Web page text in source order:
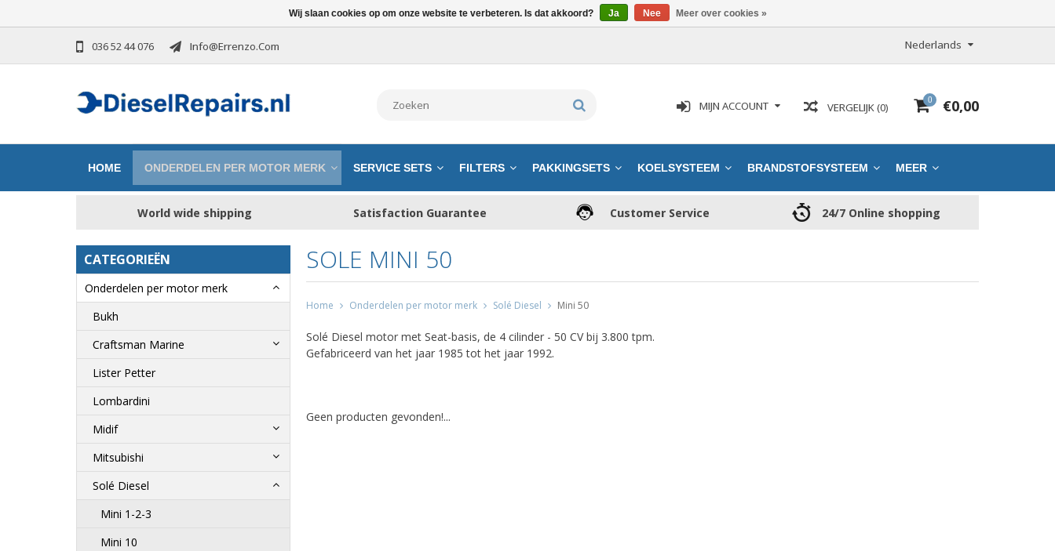
036 52 44 076 Info@errenzo.com Nederlands
0 €0,00
VERGELIJK (0)
MIJN ACCOUNT
HOME ONDERDELEN PER MOTOR MERK SERVICE SETS FILTERS PAKKINGSETS KOELSYSTEEM BRANDSTOFSYSTEEM MEER
World wide shipping Satisfaction Guarantee Customer Service 24/7 Online shopping
CATEGORIEËN
Onderdelen per motor merk
Bukh
Craftsman Marine
Lister Petter
Lombardini
Midif
Mitsubishi
Solé Diesel
Mini 1-2-3
Mini 10
SOLE MINI 50
Home Onderdelen per motor merk Solé Diesel Mini 50
Solé Diesel motor met Seat-basis, de 4 cilinder - 50 CV bij 3.800 tpm.
Gefabriceerd van het jaar 1985 tot het jaar 1992.
Geen producten gevonden!...
Wij slaan cookies op om onze website te verbeteren. Is dat akkoord? Ja Nee Meer over cookies »